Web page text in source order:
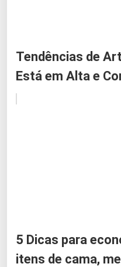
Tendências de
Está em Alta e
5 Dicas para
itens de cama,